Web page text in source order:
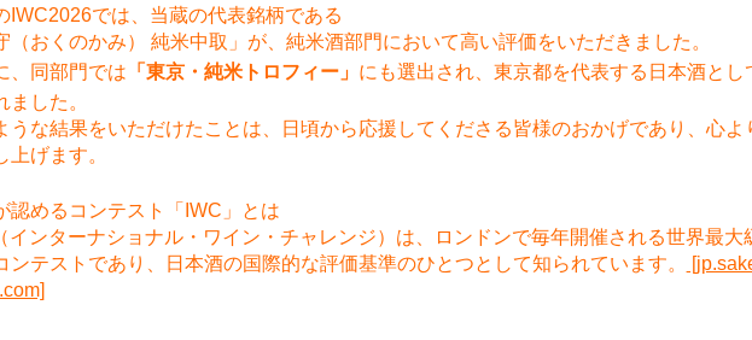
IWC2026では、当蔵の代表銘柄である
（おくのかみ） 純米中取」が、純米酒部門において高い評価をいただきました。
、同部門では 「東京・純米トロフィー」 にも選出され、東京都を代表する日本酒とし
ました。
うな結果をいただけたことは、日頃から応援してくださる皆様のおかげであり、心よ
上げます。
認めるコンテスト「IWC」とは
インターナショナル・ワイン・チャレンジ）は、ロンドンで毎年開催される世界最大
ンテストであり、日本酒の国際的な評価基準のひとつとして知られています。